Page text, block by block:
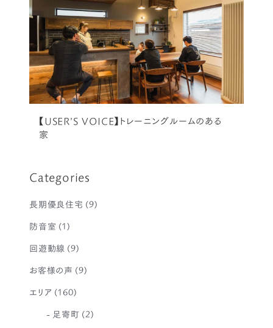
【USER’S VOICE】トレーニングルームのある
家
Categories
長期優良住宅 (9)
防音室 (1)
回遊動線 (9)
お客様の声 (9)
エリア (160)
足寄町 (2)